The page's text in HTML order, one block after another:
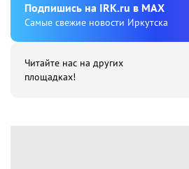
Подпишиcь на IRK.ru в MAX
Cамые свежие новости Иркутска
Читайте нас на других
площадках!